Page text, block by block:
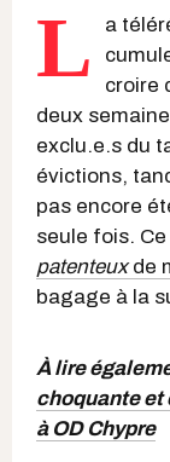
L a
croire
deux
exclu.e.s du
évictions,
pas encore
seule fois. Ce
patenteuxde
bagage à la
À lire
choquante et
à OD Chypre